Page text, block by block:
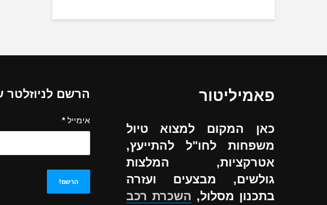
פאמיליטור
כאן המקום למצוא טיול
משפחות לחו"ל להתייעץ,
אטרקציות, המלצות
גולשים, מבצעים ועזרה
בתכנון מסלול, השכרת רכב
הרשם לניוזלטר
אימייל*